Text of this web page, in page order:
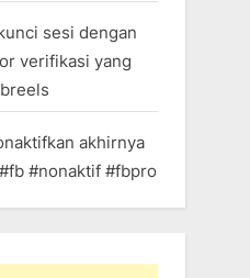
sesi dengan
verifikasi yang
akhirnya
#nonaktif #fbpro